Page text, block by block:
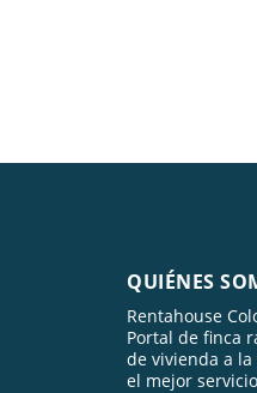
QUIÉNES
Rentahouse
Portal de finca
de vivienda a
el mejor